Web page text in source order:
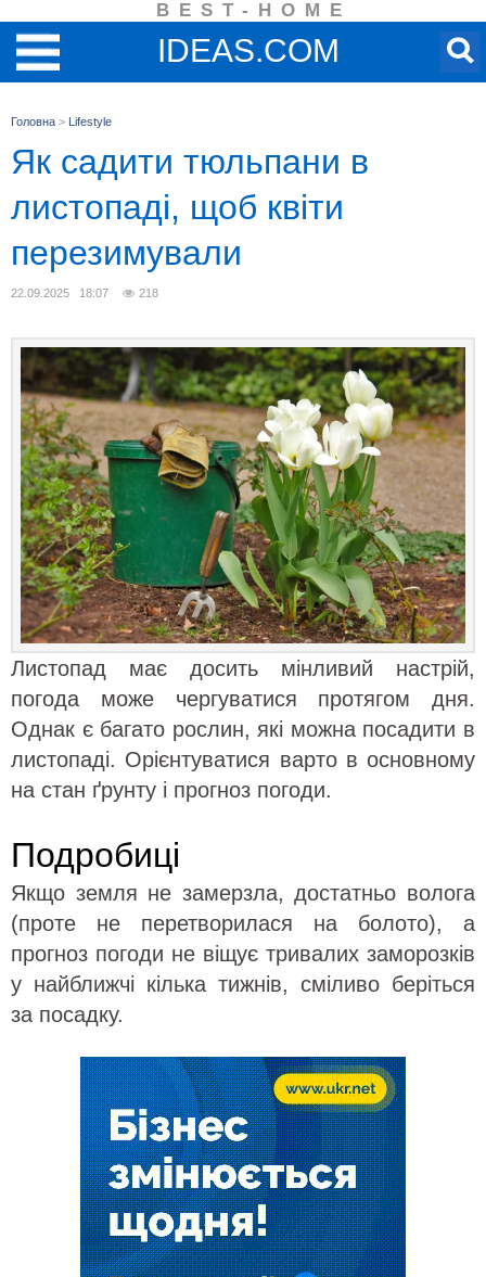
BEST-HOME
IDEAS.COM
Головна > Lifestyle
Як садити тюльпани в
листопаді, щоб квіти
перезимували
22.09.2025 18:07 218
Листопад має досить мінливий настрій,
погода може чергуватися протягом дня.
Однак є багато рослин, які можна посадити в
листопаді. Орієнтуватися варто в основному
на стан ґрунту і прогноз погоди.
Подробиці
Якщо земля не замерзла, достатньо волога
(проте не перетворилася на болото), а
прогноз погоди не віщує тривалих заморозків
у найближчі кілька тижнів, сміливо беріться
за посадку.